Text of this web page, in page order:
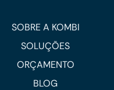
SOBRE A KOMBI
SOLUÇÕES
ORÇAMENTO
BLOG